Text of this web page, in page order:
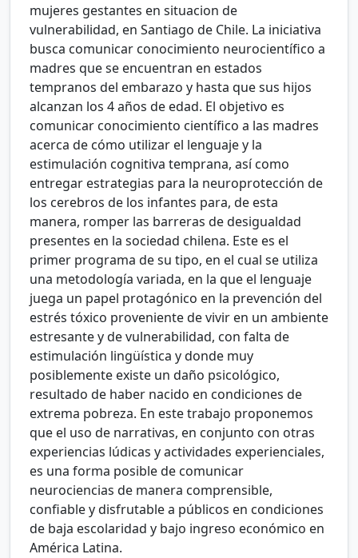
mujeres gestantes en situacion de
vulnerabilidad, en Santiago de Chile. La iniciativa
busca comunicar conocimiento neurocientífico a
madres que se encuentran en estados
tempranos del embarazo y hasta que sus hijos
alcanzan los 4 años de edad. El objetivo es
comunicar conocimiento científico a las madres
acerca de cómo utilizar el lenguaje y la
estimulación cognitiva temprana, así como
entregar estrategias para la neuroprotección de
los cerebros de los infantes para, de esta
manera, romper las barreras de desigualdad
presentes en la sociedad chilena. Este es el
primer programa de su tipo, en el cual se utiliza
una metodología variada, en la que el lenguaje
juega un papel protagónico en la prevención del
estrés tóxico proveniente de vivir en un ambiente
estresante y de vulnerabilidad, con falta de
estimulación lingüística y donde muy
posiblemente existe un daño psicológico,
resultado de haber nacido en condiciones de
extrema pobreza. En este trabajo proponemos
que el uso de narrativas, en conjunto con otras
experiencias lúdicas y actividades experienciales,
es una forma posible de comunicar
neurociencias de manera comprensible,
confiable y disfrutable a públicos en condiciones
de baja escolaridad y bajo ingreso económico en
América Latina.